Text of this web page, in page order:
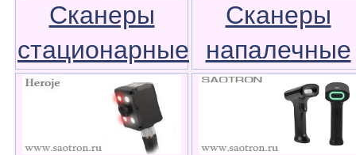
Сканеры
стационарные
Сканеры
напалечные